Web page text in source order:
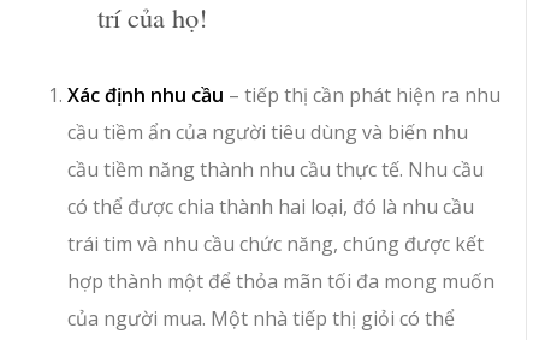
trí của họ!
Xác định nhu cầu – tiếp thị cần phát hiện ra nhu
cầu tiềm ẩn của người tiêu dùng và biến nhu
cầu tiềm năng thành nhu cầu thực tế. Nhu cầu
có thể được chia thành hai loại, đó là nhu cầu
trái tim và nhu cầu chức năng, chúng được kết
hợp thành một để thỏa mãn tối đa mong muốn
của người mua. Một nhà tiếp thị giỏi có thể